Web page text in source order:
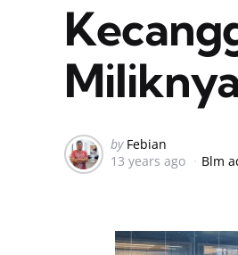
Posted
by
by Febian
13 years ago
Blm